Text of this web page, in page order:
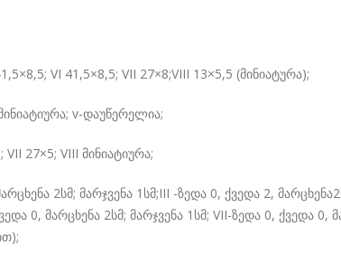
VI 41,5×8,5; VII 27×8;VIII 13×5,5 (მინიატურა);
v-დაუწერელია;
VIII მინიატიურა;
2სმ; მარჯვენა 1სმ;III -ზედა 0, ქვედა 2,
0, მარცხენა 2სმ; მარჯვენა 1სმ; VII-ზედა 0, ქვედა 0,